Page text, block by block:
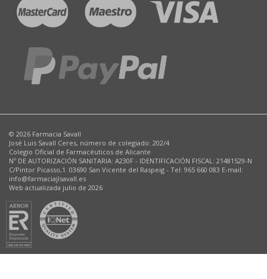
© 2026 Farmacia Savall
José Luis Savall Ceres, número de colegiado: 202/4
Colegio Oficial de Farmacéuticos de Alicante
Nº DE AUTORIZACIÓN SANITARIA: A230F - IDENTIFICACIÓN FISCAL: 21481529-N
C/Pintor Picasso,1. 03690 San Vicente del Raspeig - Tel: 965 660 083 E-mail:
info@farmaciajlsavall.es
Web actualizada julio de 2026